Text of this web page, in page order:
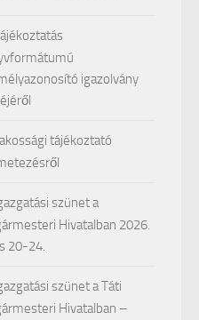
igazolvány
tájékoztató
szünet a
Hivatalban 2026.
20-24.
szünet a Táti
Hivatalban –